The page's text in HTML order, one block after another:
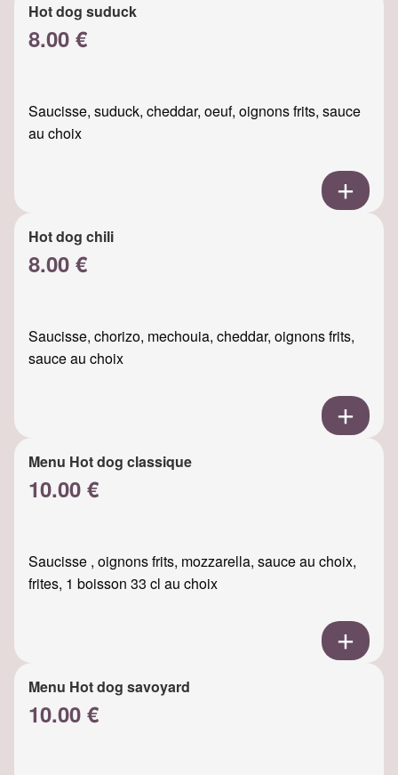
Hot dog suduck
8.00 €
Saucisse, suduck, cheddar, oeuf, oignons frits, sauce
au choix
Hot dog chili
8.00 €
Saucisse, chorizo, mechouia, cheddar, oignons frits,
sauce au choix
Menu Hot dog classique
10.00 €
Saucisse , oignons frits, mozzarella, sauce au choix,
frites, 1 boisson 33 cl au choix
Menu Hot dog savoyard
10.00 €